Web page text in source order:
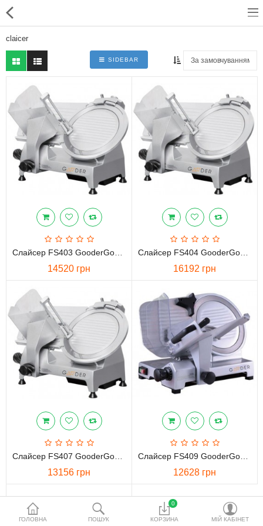
Для магазинів
Для закладів харчування
Професійний посуд
Системи опалення
Системи кондиціонування
Клінінгове обладнання і
Системи водоочистки і
водопідготовки
Акційні товари
Порівняти Список бажань
Валюта
ГОЛОВНА ПОШУК
0
КОРЗИНА МІЙ КАБІНЕТ
claicer
SIDEBAR
14520 грн 16192 грн
13156 грн 12628 грн